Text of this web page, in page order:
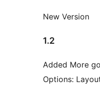
New Version
1.2
Added More
Options: